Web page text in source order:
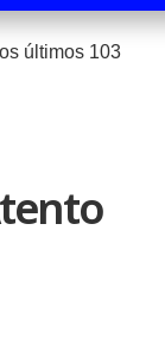
últimos 103